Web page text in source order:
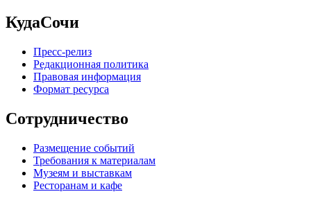
КудаСочи
Пресс-релиз
Редакционная политика
Правовая информация
Формат ресурса
Сотрудничество
Размещение событий
Требования к материалам
Музеям и выставкам
Ресторанам и кафе